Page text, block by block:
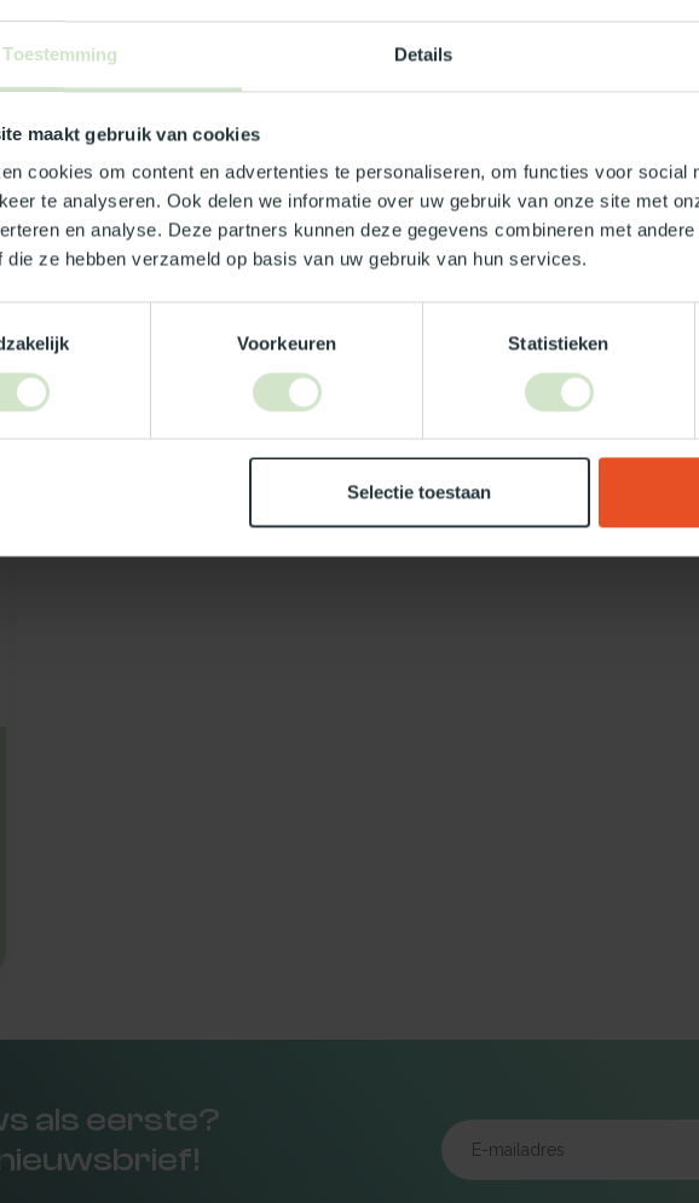
Toestemming Details
maakt gebruik van cookies
cookies om content en advertenties te personaliseren, om functies voor social
te analyseren. Ook delen we informatie over uw gebruik van onze site met
en analyse. Deze partners kunnen deze gegevens combineren met
die ze hebben verzameld op basis van uw gebruik van hun services.
Voorkeuren Statistieken
Selectie toestaan
Je beoordeling toevoegen
TypeError:
https://
als eerste?